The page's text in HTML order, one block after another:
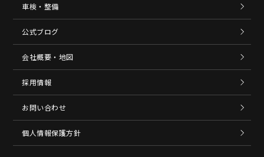
車検・整備
公式ブログ
会社概要・地図
採用情報
お問い合わせ
個人情報保護方針